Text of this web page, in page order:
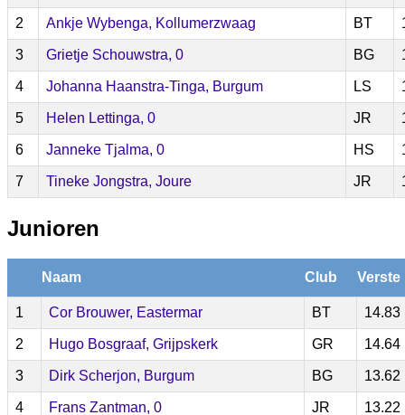
2 Ankje Wybenga, Kollumerzwaag BT
3 Grietje Schouwstra, 0 BG
4 Johanna Haanstra-Tinga, Burgum LS
5 Helen Lettinga, 0 JR
6 Janneke Tjalma, 0 HS
7 Tineke Jongstra, Joure JR
Junioren
Naam Club Verste
1 Cor Brouwer, Eastermar BT 14.83
2 Hugo Bosgraaf, Grijpskerk GR 14.64
3 Dirk Scherjon, Burgum BG 13.62
4 Frans Zantman, 0 JR 13.22